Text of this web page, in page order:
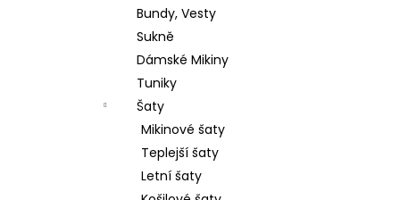
Bundy, Vesty
Sukně
Dámské Mikiny
Tuniky
Šaty
Mikinové šaty
Teplejší šaty
Letní šaty